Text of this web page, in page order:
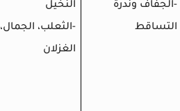
-الجفاف وندرة
التساقط
النخيل
-الثعلب، الجمال،
الغزلان